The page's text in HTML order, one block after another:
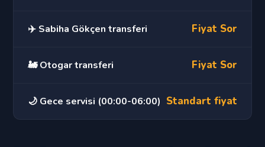
✈️ Sabiha Gökçen transferi Fiyat Sor
🚂 Otogar transferi Fiyat Sor
🌙 Gece servisi (00:00-06:00) Standart fiyat